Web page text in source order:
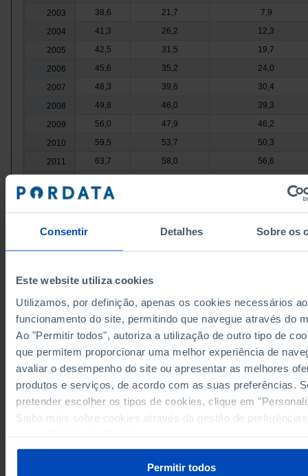
Consentir Detalhes Sobre os
Este website utiliza cookies
Utilizamos, por definição, apenas os cookies necessários
funcionamento do site, permitindo que navegue através do
Ao "Permitir todos", autoriza a utilização de outro tipo de
que permitem proporcionar uma melhor experiência de
avaliar o desempenho do site ou apresentar as melhores
produtos e serviços, de acordo com as suas preferências.
pretender escolher os tipos de cookies, clique em
Saiba mais sobre cookies através da gestão de
Permitir todos
2003 38,6 21,7
7,9
2004
41,3 26,2
12,3
2005
42,5 31,5
19,7
2006
45,6 35,2
24,0
2007
48,3 39,6
30,4
2008
49,8 46,0
39,3
2009
56,0 47,9
46,2
2010
59,5 53,7
50,3
2011
63,7 58,0
56,6
2013
66,7
2015
70,2
68,5
2016
x 74,1
73,0
2021
84,1
2022
x 88,2
84,6
2023
x 89,0
85,8
2024
x 90,6
87,0
2025
x (R) 91,1 (R) 87,6
Fontes/Entidades: INE, PORDATA
Última actualização: 2026-01-28